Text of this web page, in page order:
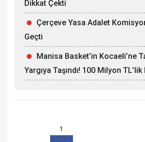
Dikkat Çekti
Çerçeve Yasa Adalet
Geçti
Manisa Basket’in Kocaeli’ne
Yargıya Taşındı! 100 Milyon TL’lik
1